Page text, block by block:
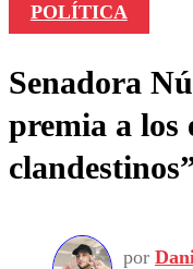
POLÍTICA
Senadora
premia a los
por